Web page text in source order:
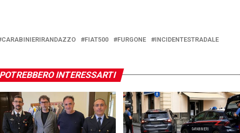
CARABINIERIRANDAZZO FIAT500 FURGONE
INCIDENTESTRADALE
POTREBBERO INTERESSARTI